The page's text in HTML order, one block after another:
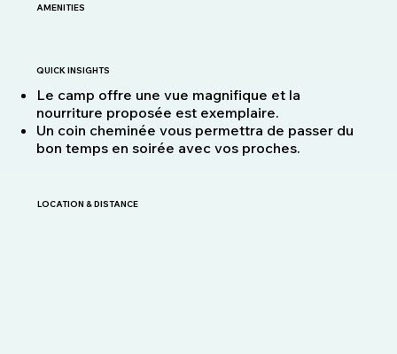
AMENITIES
QUICK INSIGHTS
Le camp offre une vue magnifique et la
nourriture proposée est exemplaire.
Un coin cheminée vous permettra de passer du
bon temps en soirée avec vos proches.
LOCATION & DISTANCE